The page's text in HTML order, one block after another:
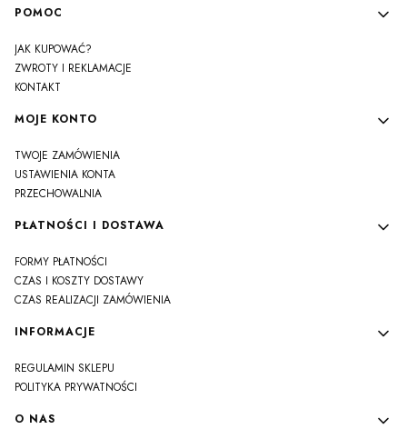
Linki w stopce
POMOC
JAK KUPOWAĆ?
ZWROTY I REKLAMACJE
KONTAKT
MOJE KONTO
TWOJE ZAMÓWIENIA
USTAWIENIA KONTA
PRZECHOWALNIA
PŁATNOŚCI I DOSTAWA
FORMY PŁATNOŚCI
CZAS I KOSZTY DOSTAWY
CZAS REALIZACJI ZAMÓWIENIA
INFORMACJE
REGULAMIN SKLEPU
POLITYKA PRYWATNOŚCI
O NAS